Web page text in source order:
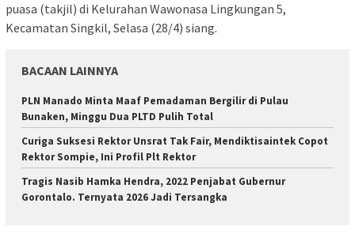
puasa (takjil) di Kelurahan Wawonasa Lingkungan 5,
Kecamatan Singkil, Selasa (28/4) siang.
BACAAN LAINNYA
PLN Manado Minta Maaf Pemadaman Bergilir di Pulau
Bunaken, Minggu Dua PLTD Pulih Total
Curiga Suksesi Rektor Unsrat Tak Fair, Mendiktisaintek Copot
Rektor Sompie, Ini Profil Plt Rektor
Tragis Nasib Hamka Hendra, 2022 Penjabat Gubernur
Gorontalo. Ternyata 2026 Jadi Tersangka